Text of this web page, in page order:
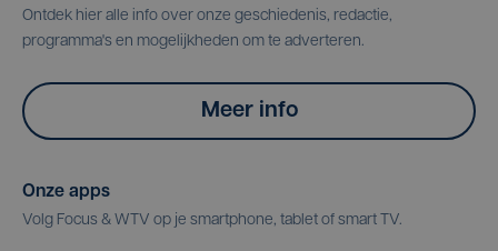
Ontdek hier alle info over onze geschiedenis, redactie,
programma's en mogelijkheden om te adverteren.
Meer info
Onze apps
Volg Focus & WTV op je smartphone, tablet of smart TV.